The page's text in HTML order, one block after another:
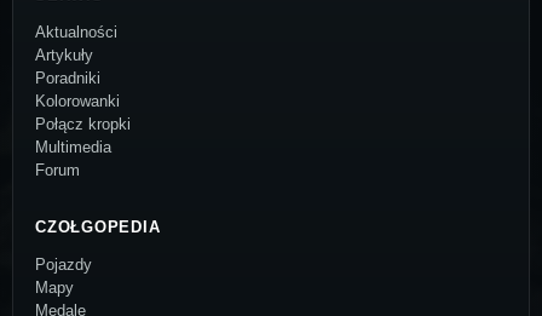
Aktualności
Artykuły
Poradniki
Kolorowanki
Połącz kropki
Multimedia
Forum
CZOŁGOPEDIA
Pojazdy
Mapy
Medale